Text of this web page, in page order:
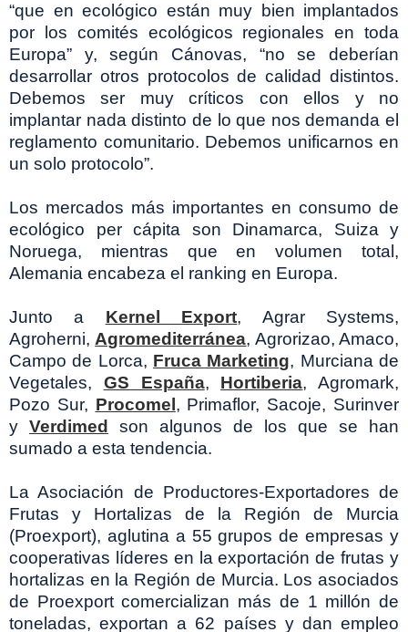
“que en ecológico están muy bien implantados
por los comités ecológicos regionales en toda
Europa” y, según Cánovas, “no se deberían
desarrollar otros protocolos de calidad distintos.
Debemos ser muy críticos con ellos y no
implantar nada distinto de lo que nos demanda el
reglamento comunitario. Debemos unificarnos en
un solo protocolo”.
Los mercados más importantes en consumo de
ecológico per cápita son Dinamarca, Suiza y
Noruega, mientras que en volumen total,
Alemania encabeza el ranking en Europa.
Junto a Kernel Export, Agrar Systems,
Agroherni, Agromediterránea, Agrorizao, Amaco,
Campo de Lorca, Fruca Marketing, Murciana de
Vegetales, GS España, Hortiberia, Agromark,
Pozo Sur, Procomel , Primaflor, Sacoje, Surinver
y Verdimed
son algunos de los que se han
sumado a esta tendencia.
La Asociación de Productores-Exportadores de
Frutas y Hortalizas de la Región de Murcia
(Proexport), aglutina a 55 grupos de empresas y
cooperativas líderes en la exportación de frutas y
hortalizas en la Región de Murcia. Los asociados
de Proexport comercializan más de 1 millón de
toneladas, exportan a 62 países y dan empleo